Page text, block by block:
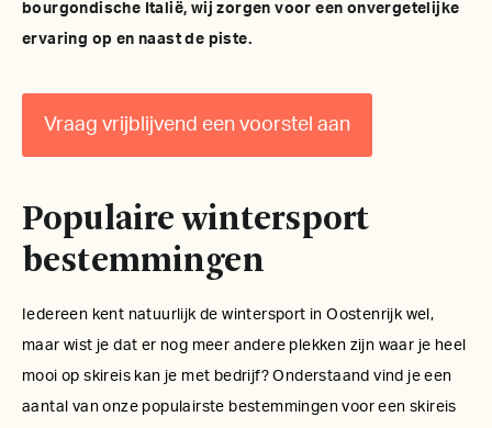
bourgondische Italië, wij zorgen voor een onvergetelijke
ervaring op en naast de piste.
Vraag vrijblijvend een voorstel aan
Populaire wintersport
bestemmingen
Iedereen kent natuurlijk de wintersport in Oostenrijk wel,
maar wist je dat er nog meer andere plekken zijn waar je heel
mooi op skireis kan je met bedrijf? Onderstaand vind je een
aantal van onze populairste bestemmingen voor een skireis